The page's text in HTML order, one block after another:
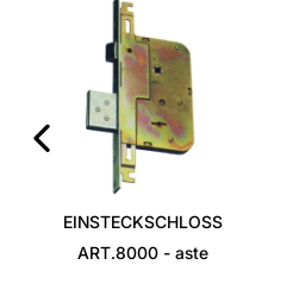
EINSTECKSCHLOSS
ART.8000 - aste